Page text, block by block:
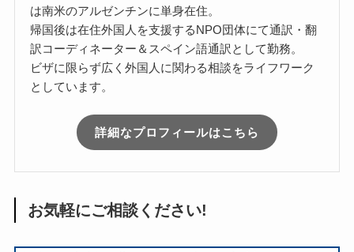
は南米のアルゼンチンに単身在住。
帰国後は在住外国人を支援するNPO団体にて通訳・翻
訳コーディネーター＆スペイン語通訳として勤務。
ビザに限らず広く外国人に関わる相談をライフワーク
としています。
詳細なプロフィールはこちら
お気軽にご相談ください!